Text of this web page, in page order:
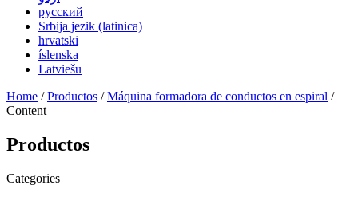
русский
Srbija jezik (latinica)
hrvatski
íslenska
Latviešu
Home /Productos /Máquina formadora de conductos en espiral /
Content
Productos
Categories